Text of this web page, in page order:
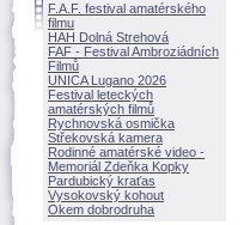
F.A.F. festival amatérského
filmu
HAH Dolná Strehov
FAF - Festival Ambroziádních
Filmů
UNICA Lugano 2026
Festival leteckých
amatérských filmů
Rychnovská osmička
Střekovská kamera
Rodinné amatérské video -
Memoriál Zdeňka Kopky
Pardubický kraťas
Vysokovský kohout
Okem dobrodruha